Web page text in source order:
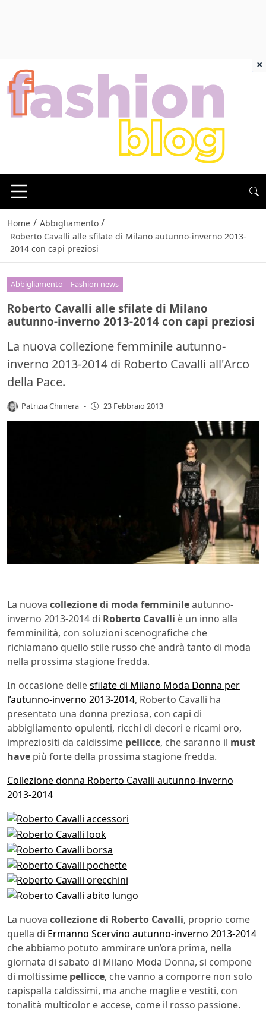
Home / Abbigliamento /
Roberto Cavalli alle sfilate di Milano autunno-inverno 2013-
2014 con capi preziosi
Abbigliamento Fashion news
Roberto Cavalli alle sfilate di Milano
autunno-inverno 2013-2014 con capi preziosi
La nuova collezione femminile autunno-
inverno 2013-2014 di Roberto Cavalli all'Arco
della Pace.
Patrizia Chimera - 23 Febbraio 2013
La nuova collezione di moda femminileautunno-
inverno 2013-2014 di Roberto Cavalli è un inno alla
femminilità, con soluzioni scenografiche che
richiamano quello stile russo che andrà tanto di moda
nella prossima stagione fredda.
In occasione dellesfilate di Milano Moda Donna per
l’autunno-inverno 2013-2014, Roberto Cavalli ha
presentato una donna preziosa, con capi di
abbigliamento opulenti, ricchi di decori e ricami oro,
impreziositi da caldissime pellicce, che saranno il must
have più forte della prossima stagione fredda.
Collezione donna Roberto Cavalli autunno-inverno
2013-2014
La nuova collezione di Roberto Cavalli, proprio come
quella di Ermanno Scervino autunno-inverno 2013-2014
che abbiamo potuto ammirare un’ora prima, nella
giornata di sabato di Milano Moda Donna, si compone
di moltissime pellicce, che vanno a comporre non solo
capispalla caldissimi, ma anche maglie e vestiti, con
tonalità multicolor e accese, come il rosso passione.
×